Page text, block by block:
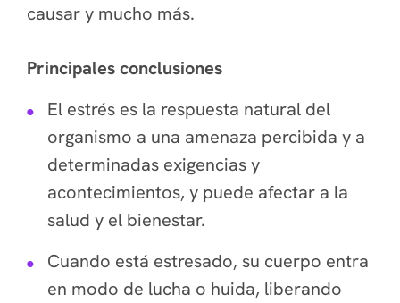
causar y mucho más.
Principales conclusiones
El estrés es la respuesta natural del
organismo a una amenaza percibida y a
determinadas exigencias y
acontecimientos, y puede afectar a la
salud y el bienestar.
Cuando está estresado, su cuerpo entra
en modo de lucha o huida, liberando